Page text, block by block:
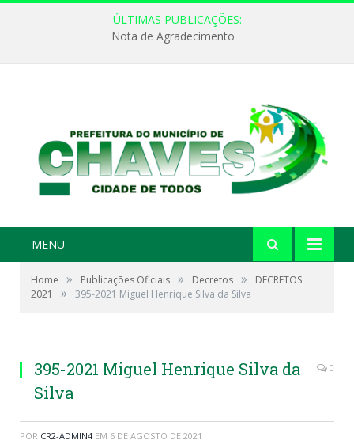
ÚLTIMAS PUBLICAÇÕES:
Nota de Agradecimento
MENU
Home » Publicações Oficiais » Decretos »
DECRETOS
2021
» 395-2021 Miguel Henrique Silva da Silva
395-2021 Miguel Henrique Silva da
Silva
0
POR CR2-ADMIN4 EM 6 DE AGOSTO DE 2021